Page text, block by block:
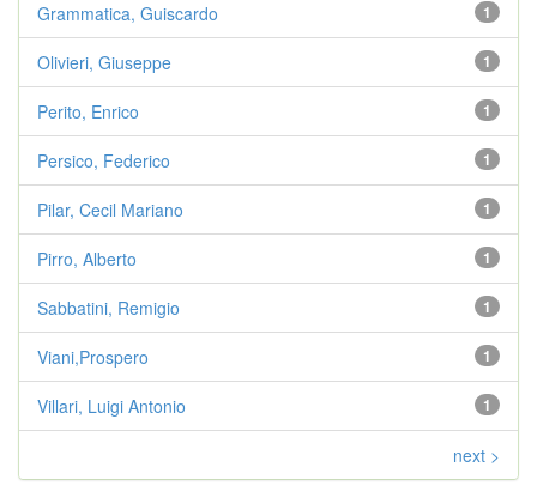
1
Grammatica, Guiscardo
1
Olivieri, Giuseppe
1
Perito, Enrico
1
Persico, Federico
1
Pilar, Cecil Mariano
1
Pirro, Alberto
1
Sabbatini, Remigio
1
Viani,Prospero
1
Villari, Luigi Antonio
next >